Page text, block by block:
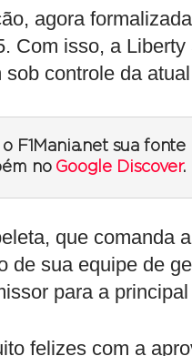
agora
Com isso, a
sob controle da
o F1Mania.net sua
no Google Discover.
que comanda
de sua equipe de
para a
felizes com a